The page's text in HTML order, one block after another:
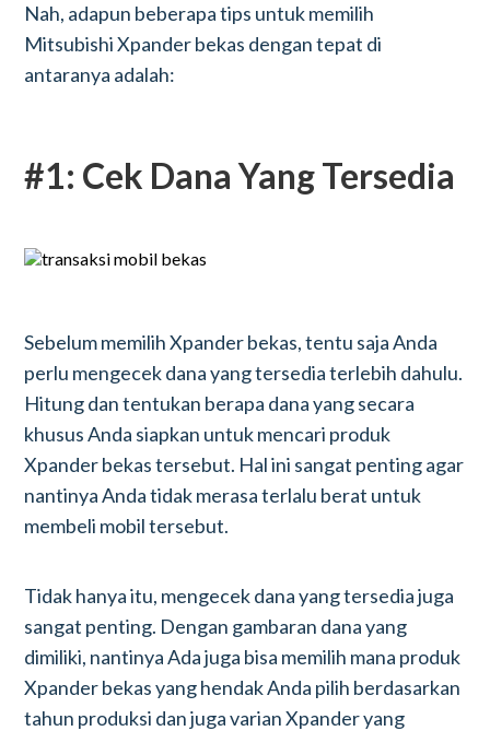
Nah, adapun beberapa tips untuk memilih
Mitsubishi Xpander bekas dengan tepat di
antaranya adalah:
#1: Cek Dana Yang Tersedia
Sebelum memilih Xpander bekas, tentu saja Anda
perlu mengecek dana yang tersedia terlebih dahulu.
Hitung dan tentukan berapa dana yang secara
khusus Anda siapkan untuk mencari produk
Xpander bekas tersebut. Hal ini sangat penting agar
nantinya Anda tidak merasa terlalu berat untuk
membeli mobil tersebut.
Tidak hanya itu, mengecek dana yang tersedia juga
sangat penting. Dengan gambaran dana yang
dimiliki, nantinya Ada juga bisa memilih mana produk
Xpander bekas yang hendak Anda pilih berdasarkan
tahun produksi dan juga varian Xpander yang